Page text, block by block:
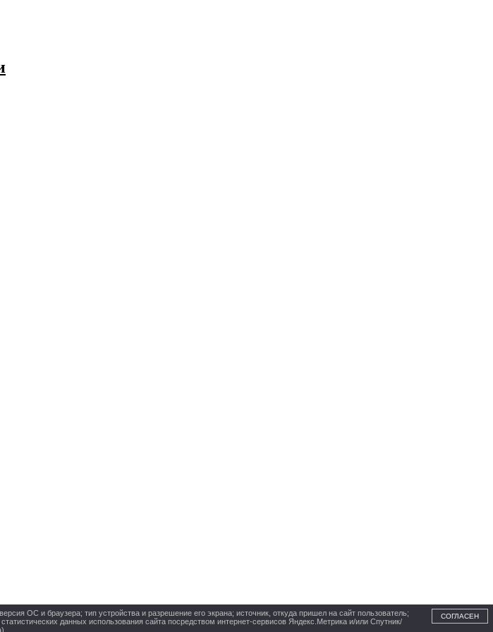
ОС и браузера; тип устройства и разрешение его экрана; источник, откуда пришел на сайт пользователь;
данных использования сайта посредством интернет-сервисов Яндекс.Метрика и/или Спутник/
СОГЛАСЕН